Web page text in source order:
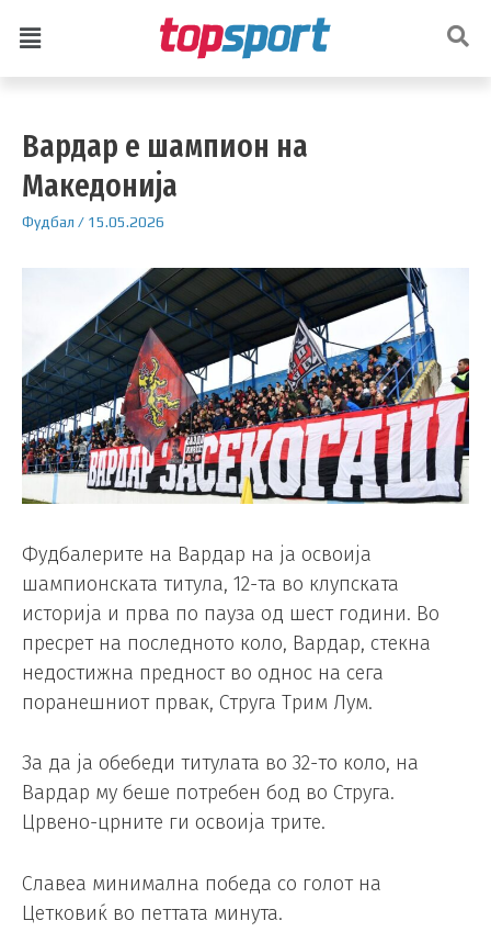
Вардар е шампион на
Македонија
Фудбал / 15.05.2026
Фудбалерите на Вардар на ја освоија
шампионската титула, 12-та во клупската
историја и прва по пауза од шест години. Во
пресрет на последното коло, Вардар, стекна
недостижна предност во однос на сега
поранешниот првак, Струга Трим Лум.
За да ја обебеди титулата во 32-то коло, на
Вардар му беше потребен бод во Струга.
Црвено-црните ги освоија трите.
Славеа минимална победа со голот на
Цетковиќ во петтата минута.